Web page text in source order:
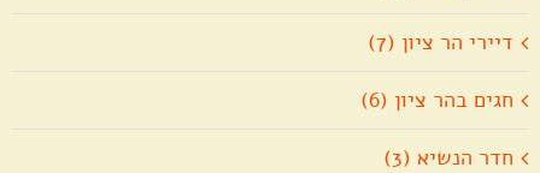
דיירי הר ציון (7)
חגים בהר ציון (6)
חדר הנשיא (3)